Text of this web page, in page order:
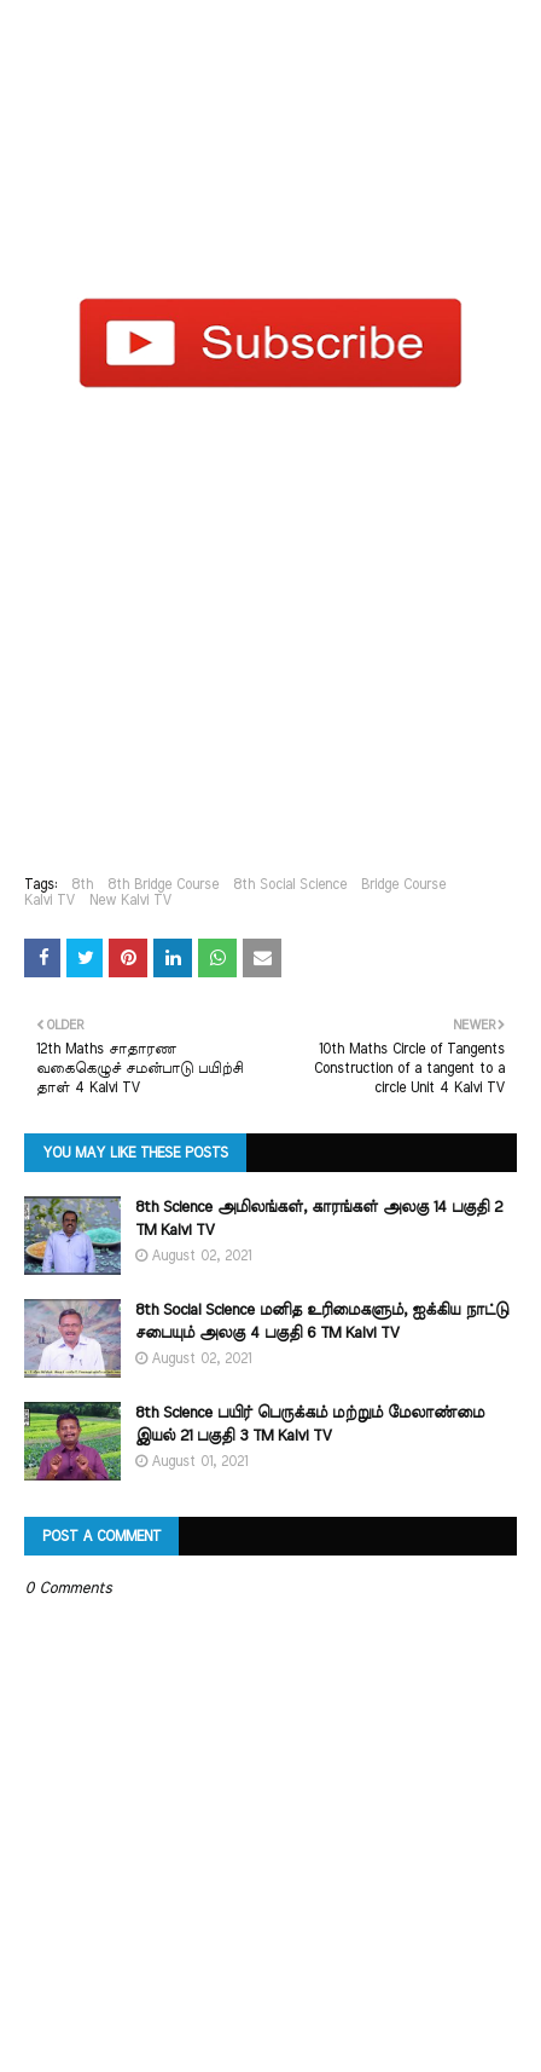
Tags: 8th 8th Bridge Course 8th Social Science
Bridge Course
Kalvi TV
New Kalvi TV
NEWER
10th Maths Circle of Tangents
Construction of a tangent to a
circle Unit 4 Kalvi TV
OLDER
12th Maths சாதாரண
வகைகெழுச் சமன்பாடு பயிற்சி
தாள் 4 Kalvi TV
YOU MAY LIKE THESE POSTS
8th Science அமிலங்கள், காரங்கள் அலகு 14 பகுதி 2
TM Kalvi TV
August 02, 2021
8th Social Science மனித உரிமைகளும், ஐக்கிய நாட்டு
சபையும் அலகு 4 பகுதி 6 TM Kalvi TV
August 02, 2021
8th Science பயிர் பெருக்கம் மற்றும் மேலாண்மை
இயல் 21 பகுதி 3 TM Kalvi TV
August 01, 2021
POST A COMMENT
0 Comments